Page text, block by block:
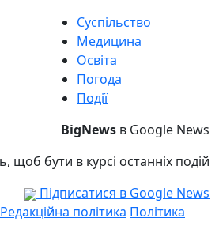
Суспільство
Медицина
Освіта
Погода
Події
BigNews в Google News
щоб бути в курсі останніх подій
Підписатися в Google News
Редакційна політика Політика